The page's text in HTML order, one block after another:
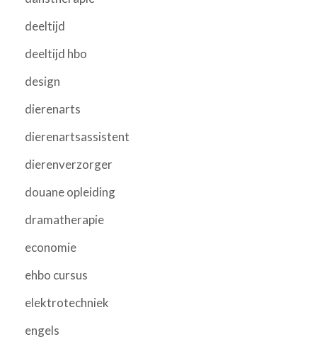
deeltijd
deeltijd hbo
design
dierenarts
dierenartsassistent
dierenverzorger
douane opleiding
dramatherapie
economie
ehbo cursus
elektrotechniek
engels